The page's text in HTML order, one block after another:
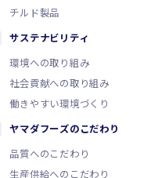
チルド製品
サステナビリティ
環境への取り組み
社会貢献への取り組み
働きやすい環境づくり
ヤマダフーズのこだわり
品質へのこだわり
生産供給へのこだわり